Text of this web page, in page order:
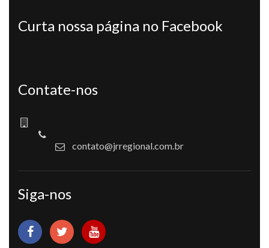
Curta nossa página no Facebook
Contate-nos
contato@jrregional.com.br
Siga-nos